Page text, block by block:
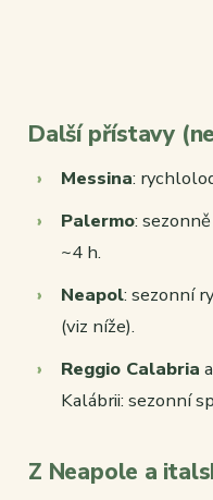
Další přístavy
Messina:
Palermo:
~4 h.
Neapol: sezonní
(viz níže).
Reggio Calabria a
Kalábrii: sezonní
Z Neapole a